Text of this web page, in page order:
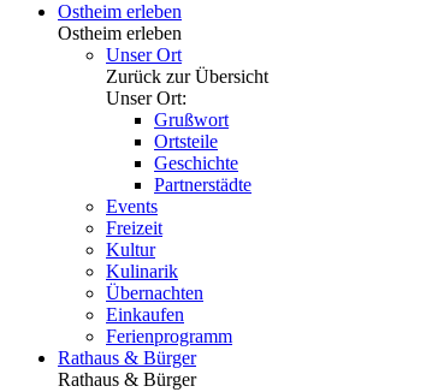
Ostheim erleben
Ostheim erleben
Unser Ort
Zurück zur Übersicht
Unser Ort:
Grußwort
Ortsteile
Geschichte
Partnerstädte
Events
Freizeit
Kultur
Kulinarik
Übernachten
Einkaufen
Ferienprogramm
Rathaus & Bürger
Rathaus & Bürger